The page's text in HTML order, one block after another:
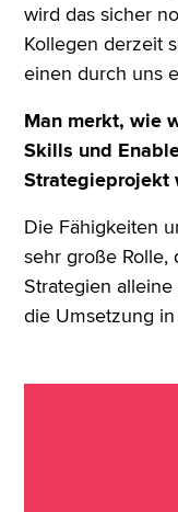
wird das sicher
Kollegen derzeit
einen durch uns
Man merkt, wie
Skills und
Strategieprojekt
Die Fähigkeiten
sehr große Rolle,
Strategien
die Umsetzung